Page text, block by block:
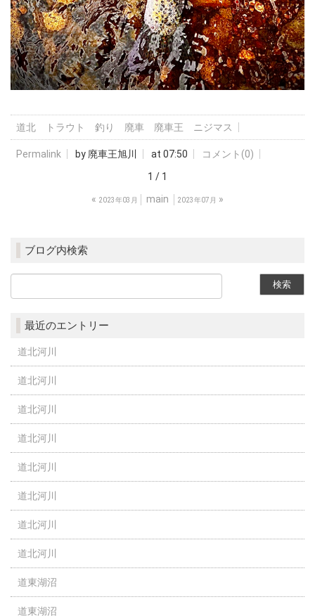
道北 トラウト 釣り 廃車 廃車王 ニジマス
Permalink by 廃車王旭川 at 07:50
コメント(0)
1 / 1
« 2023年03月 main 2023年07月 »
ブログ内検索
最近のエントリー
道北河川
道北河川
道北河川
道北河川
道北河川
道北河川
道北河川
道北河川
道東湖沼
道東湖沼